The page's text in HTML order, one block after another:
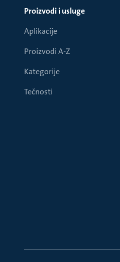
Proizvodi i usluge
Aplikacije
Proizvodi A-Z
Kategorije
Tečnosti